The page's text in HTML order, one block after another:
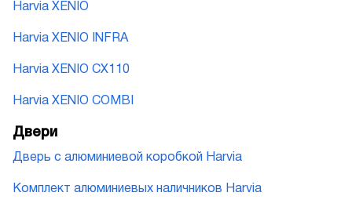
Harvia XENIO
Harvia XENIO INFRA
Harvia XENIO CX110
Harvia XENIO COMBI
Двери
Дверь с алюминиевой коробкой Harvia
Комплект алюминиевых наличников Harvia